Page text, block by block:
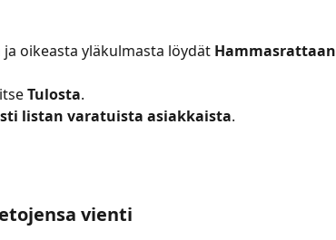
oikeasta yläkulmasta löydät Hammasrattaan
Tulosta.
listan varatuista asiakkaista.
vienti